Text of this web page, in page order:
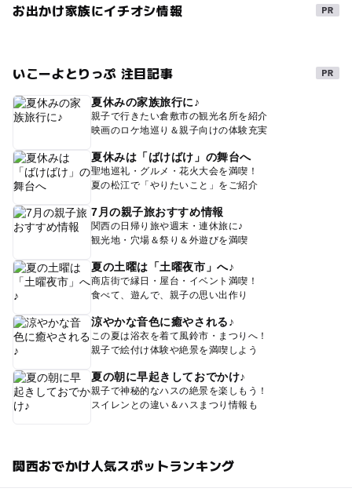
お出かけ家族にイチオシ情報
いこーよとりっぷ 注目記事
夏休みの家族旅行に♪
親子で行きたい倉敷市の観光名所を紹介
映画のロケ地巡り＆親子向けの体験充実
夏休みは「ばけばけ」の舞台へ
聖地巡礼・グルメ・花火大会を満喫！
夏の松江で「やりたいこと」をご紹介
7月の親子旅おすすめ情報
関西の日帰り旅や週末・連休旅に♪
観光地・穴場＆祭り＆外遊びを満喫
夏の土曜は「土曜夜市」へ♪
商店街で縁日・屋台・イベント満喫！
食べて、遊んで、親子の思い出作り
涼やかな音色に癒やされる♪
この夏は浴衣を着て風鈴市・まつりへ！
親子で絵付け体験や絶景を満喫しよう
夏の朝に早起きしておでかけ♪
親子で神秘的なハスの絶景を楽しもう！
スイレンとの違い＆ハスまつり情報も
関西おでかけ人気スポットランキング